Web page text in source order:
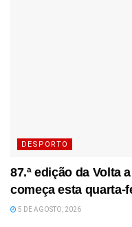
DESPORTO
87.ª edição da Volta
começa esta quarta-
5 DE AGOSTO, 2026